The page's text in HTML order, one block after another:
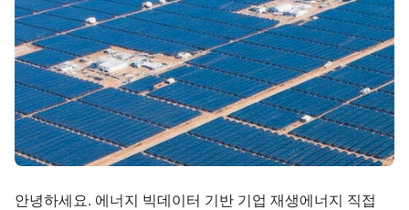
PPA 매칭 LIVE
PPA 파트너스
전기요금 시뮬레이션 NEW
PPA FAQ
AI 컨설턴트 UPDATED
PPA 플레이
인사이트
성공사례
에너지브리핑
단가
회사소개
안녕하세요. 에너지 빅데이터 기반 기업 재생에너지 직접